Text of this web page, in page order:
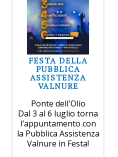
FESTA DELLA
PUBBLICA
ASSISTENZA
VALNURE
Ponte dell'Olio
Dal 3 al 6 luglio torna
l’appuntamento con
la Pubblica Assistenza
Valnure in Festa!